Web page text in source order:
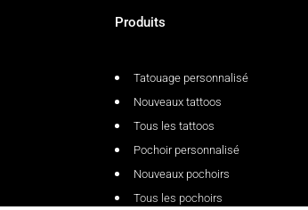
Produits
Tatouage personnalisé
Nouveaux tattoos
Tous les tattoos
Pochoir personnalisé
Nouveaux pochoirs
Tous les pochoirs